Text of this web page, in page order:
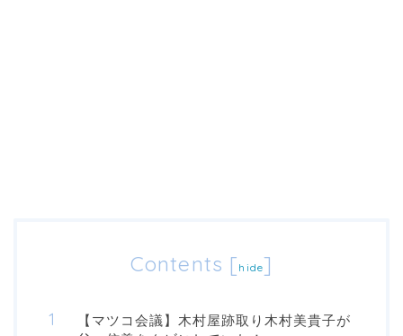
Contents [ hide]
【マツコ会議】木村屋跡取り木村美貴子が